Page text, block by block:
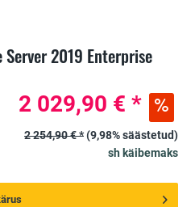
2019 Enterprise
2 029,90 € *
2 254,90 € *(9,98% säästetud)
sh käibemaks